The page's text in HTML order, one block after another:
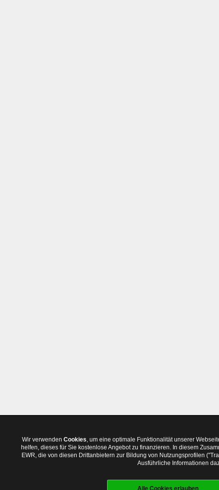
Wir verwenden Cookies, um eine optimale Funktionalität unserer
helfen, dieses für Sie kostenlose Angebot zu finanzieren. In diesem
EWR, die von diesen Drittanbietern zur Bildung von Nutzungsprofilen
Ausführliche Informationen
Alle Cookies erlauben